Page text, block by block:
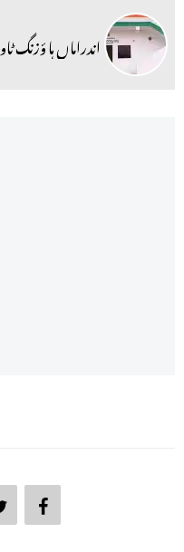
اندراماں ہا